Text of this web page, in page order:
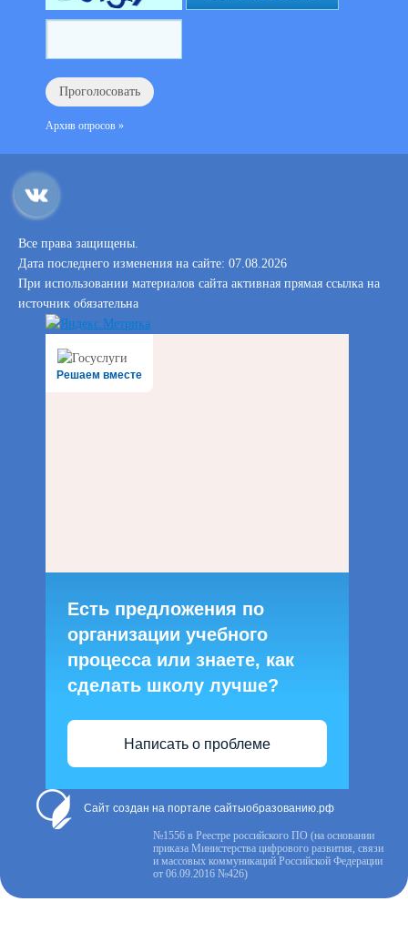
Архив опросов »
Все права защищены.
Дата последнего изменения на сайте: 07.08.2026
При использовании материалов сайта активная прямая ссылка на
источник обязательна
Решаем вместе
Есть предложения по
организации учебного
процесса или знаете, как
сделать школу лучше?
Написать о проблеме
Сайт создан на портале сайтыобразованию.рф
№1556 в Реестре российского ПО (на основании
приказа Министерства цифрового развития, связи
и массовых коммуникаций Российской Федерации
от 06.09.2016 №426)